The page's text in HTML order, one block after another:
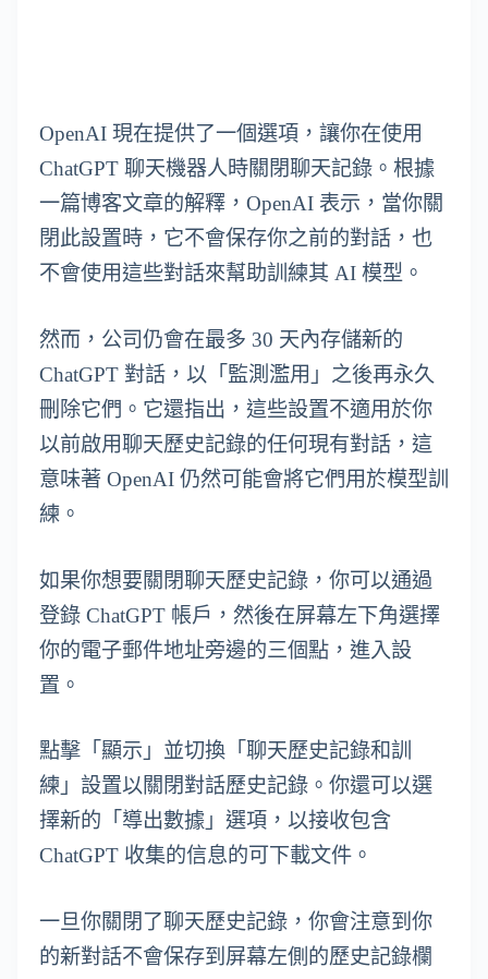
OpenAI 現在提供了一個選項，讓你在使用
ChatGPT 聊天機器人時關閉聊天記錄。根據
一篇博客文章的解釋，OpenAI 表示，當你關
閉此設置時，它不會保存你之前的對話，也
不會使用這些對話來幫助訓練其 AI 模型。
然而，公司仍會在最多 30 天內存儲新的
ChatGPT 對話，以「監測濫用」之後再永久
刪除它們。它還指出，這些設置不適用於你
以前啟用聊天歷史記錄的任何現有對話，這
意味著 OpenAI 仍然可能會將它們用於模型訓
練。
如果你想要關閉聊天歷史記錄，你可以通過
登錄 ChatGPT 帳戶，然後在屏幕左下角選擇
你的電子郵件地址旁邊的三個點，進入設
置。
點擊「顯示」並切換「聊天歷史記錄和訓
練」設置以關閉對話歷史記錄。你還可以選
擇新的「導出數據」選項，以接收包含
ChatGPT 收集的信息的可下載文件。
一旦你關閉了聊天歷史記錄，你會注意到你
的新對話不會保存到屏幕左側的歷史記錄欄